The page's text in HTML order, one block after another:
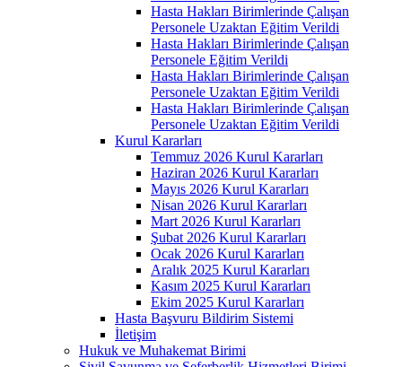
Hasta Hakları Birimlerinde Çalışan
Personele Uzaktan Eğitim Verildi
Hasta Hakları Birimlerinde Çalışan
Personele Eğitim Verildi
Hasta Hakları Birimlerinde Çalışan
Personele Uzaktan Eğitim Verildi
Hasta Hakları Birimlerinde Çalışan
Personele Uzaktan Eğitim Verildi
Kurul Kararları
Temmuz 2026 Kurul Kararları
Haziran 2026 Kurul Kararları
Mayıs 2026 Kurul Kararları
Nisan 2026 Kurul Kararları
Mart 2026 Kurul Kararları
Şubat 2026 Kurul Kararları
Ocak 2026 Kurul Kararları
Aralık 2025 Kurul Kararları
Kasım 2025 Kurul Kararları
Ekim 2025 Kurul Kararları
Hasta Başvuru Bildirim Sistemi
İletişim
Hukuk ve Muhakemat Birimi